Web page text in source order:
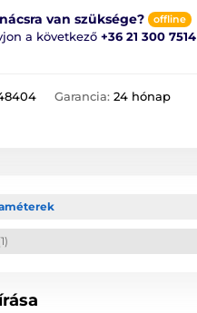
van szüksége? offline
a következő +36 21 300 7514
Garancia: 24 hónap